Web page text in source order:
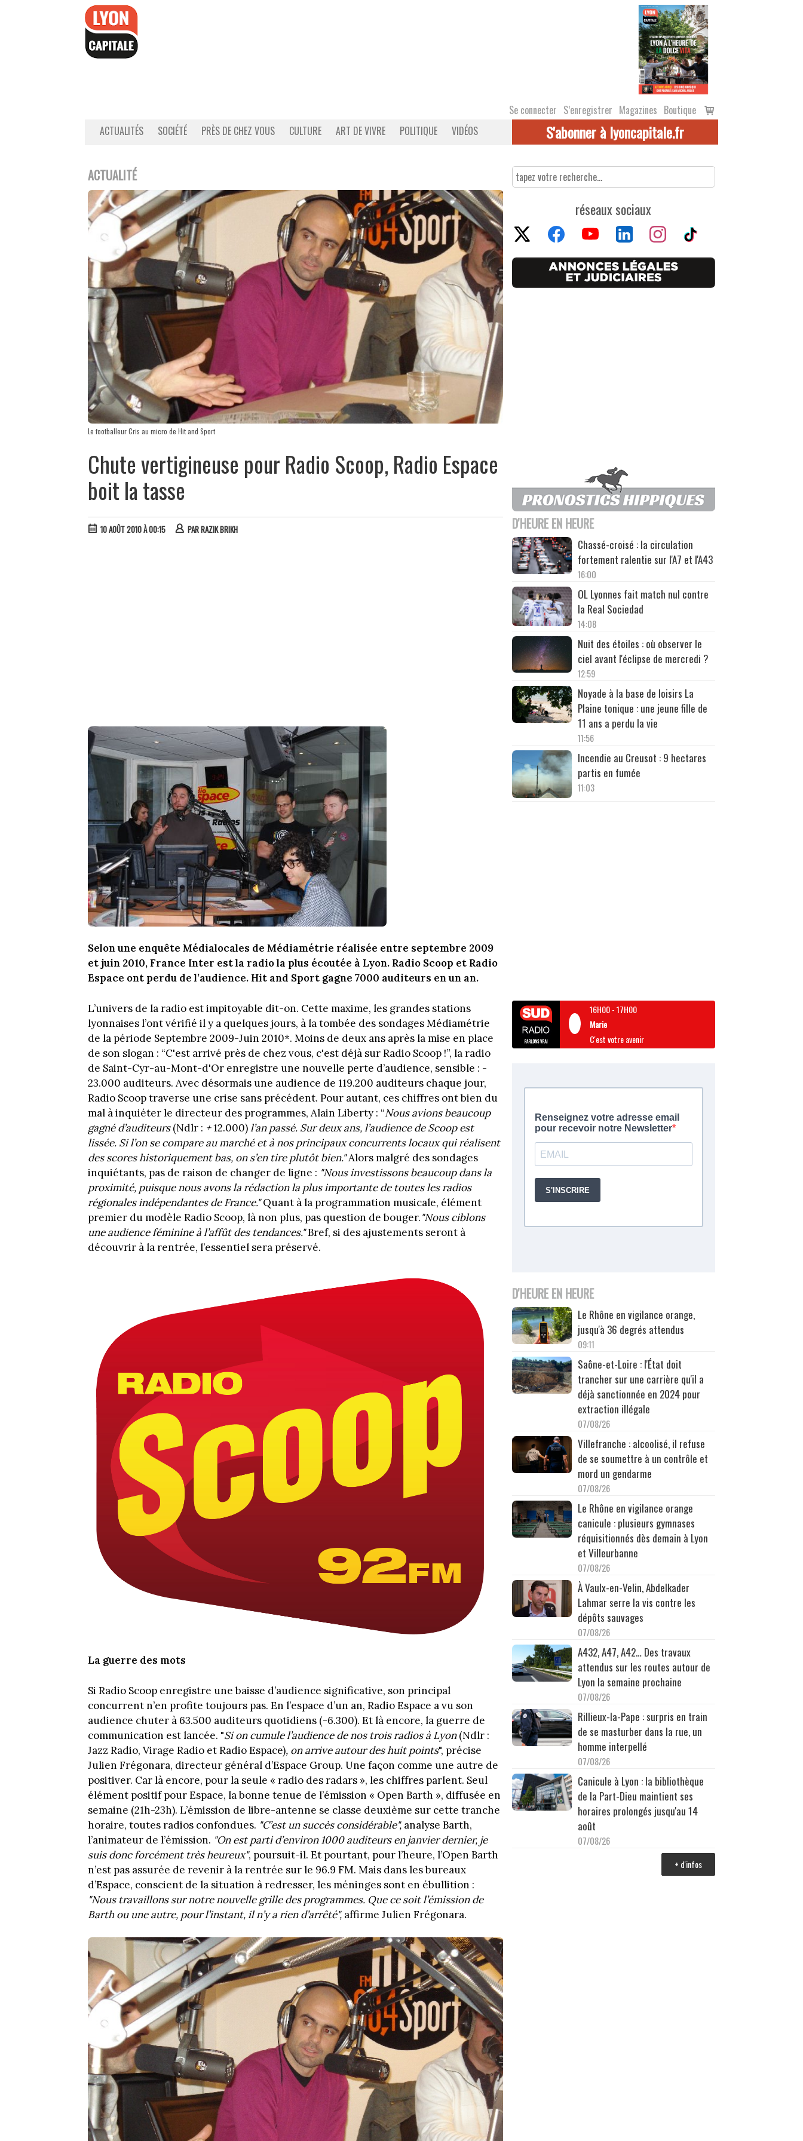
Se connecter S’enregistrer Magazines Boutique
Voir
le
ACTUALITÉS SOCIÉTÉ PRÈS DE CHEZ VOUS CULTURE ART DE VIVRE POLITIQUE VIDÉOS S'abonner à lyoncapitale.fr
ACTUALITÉ
Le footballeur Cris au micro de Hit and Sport
Chute vertigineuse pour Radio Scoop, Radio Espace
boit la tasse
10 AOÛT 2010 À 00:15 PARRAZIK BRIKH
Selon une enquête Médialocales de Médiamétrie réalisée entre septembre 2009
et juin 2010, France Inter est la radio la plus écoutée à Lyon. Radio Scoop et Radio
Espace ont perdu de l’audience. Hit and Sport gagne 7000 auditeurs en un an.
L’univers de la radio est impitoyable dit-on. Cette maxime, les grandes stations
lyonnaises l’ont vérifié il y a quelques jours, à la tombée des sondages Médiamétrie
de la période Septembre 2009-Juin 2010*. Moins de deux ans après la mise en place
de son slogan : “C'est arrivé près de chez vous, c'est déjà sur Radio Scoop !”, la radio
de Saint-Cyr-au-Mont-d'Or enregistre une nouvelle perte d’audience, sensible : -
23.000 auditeurs. Avec désormais une audience de 119.200 auditeurs chaque jour,
Radio Scoop traverse une crise sans précédent. Pour autant, ces chiffres ont bien du
mal à inquiéter le directeur des programmes, Alain Liberty : “Nous avions beaucoup
gagné d’auditeurs(Ndlr : +12.000)l’anpassé. Sur deux ans, l’audience de Scoop est
lissée. Si l’on se compare au marché et à nos principaux concurrents locaux qui réalisent
des scores historiquement bas, on s’en tire plutôt bien."Alors malgré des sondages
inquiétants, pas de raison de changer de ligne : "Nous investissons beaucoup dans la
proximité, puisque nous avonsla rédaction la plus importante de toutes les radios
régionales indépendantes de France."Quant à la programmation musicale, élément
premier du modèle Radio Scoop, là non plus, pas question de bouger."Nous ciblons
une audience féminine à l’affût des tendances."Bref, si des ajustements seront à
découvrir à la rentrée, l’essentiel sera préservé.
La guerre des mots
Si Radio Scoop enregistre une baisse d’audience significative, son principal
concurrent n’en profite toujours pas. En l’espace d’un an, Radio Espace a vu son
audience chuter à 63.500 auditeurs quotidiens (-6.300). Et là encore, la guerre de
communication est lancée. "Si on cumule l’audience de nos trois radios à Lyon(Ndlr :
Jazz Radio, Virage Radio et Radio Espace), on arrive autour des huit points", précise
Julien Frégonara, directeur général d’Espace Group. Une façon comme une autre de
positiver. Car là encore, pour la seule « radio des radars », les chiffres parlent. Seul
élément positif pour Espace, la bonne tenue de l’émission « Open Barth », diffusée en
semaine (21h-23h). L’émission de libre-antenne se classe deuxième sur cette tranche
horaire, toutes radios confondues. "C’est un succès considérable", analyse Barth,
l’animateur de l’émission. "On est parti d’environ 1000 auditeurs en janvier dernier, je
suis donc forcément très heureux", poursuit-il. Et pourtant, pour l’heure, l’Open Barth
n’est pas assurée de revenir à la rentrée sur le 96.9 FM. Mais dans les bureaux
d’Espace, conscient de la situation à redresser, les méninges sont en ébullition :
"Nous travaillons sur notre nouvelle grille des programmes. Que ce soit l’émission de
Barth ou une autre, pour l’instant, il n’y a rien d’arrêté", affirme Julien Frégonara.
réseaux sociaux
D'HEURE EN HEURE
Chassé-croisé : la circulation
fortement ralentie sur l'A7 et l'A43
16:00
OL Lyonnes fait match nul contre
la Real Sociedad
14:08
Nuit des étoiles : où observer le
ciel avant l'éclipse de mercredi ?
12:59
Noyade à la base de loisirs La
Plaine tonique : une jeune fille de
11 ans a perdu la vie
11:56
Incendie au Creusot : 9 hectares
partis en fumée
11:03
16H00-17H00
Marie
C'est votre avenir
D'HEURE EN HEURE
Le Rhône en vigilance orange,
jusqu'à 36 degrés attendus
09:11
Saône-et-Loire : l'État doit
trancher sur une carrière qu'il a
déjà sanctionnée en 2024 pour
extraction illégale
07/08/26
Villefranche : alcoolisé, il refuse
de se soumettre à un contrôle et
mord un gendarme
07/08/26
Le Rhône en vigilance orange
canicule : plusieurs gymnases
réquisitionnés dès demain à Lyon
et Villeurbanne
07/08/26
À Vaulx-en-Velin, Abdelkader
Lahmar serre la vis contre les
dépôts sauvages
07/08/26
A432, A47, A42… Des travaux
attendus sur les routes autour de
Lyon la semaine prochaine
07/08/26
Rillieux-la-Pape : surpris en train
de se masturber dans la rue, un
homme interpellé
07/08/26
Canicule à Lyon : la bibliothèque
de la Part-Dieu maintient ses
horaires prolongés jusqu'au 14
août
07/08/26
+ d'infos